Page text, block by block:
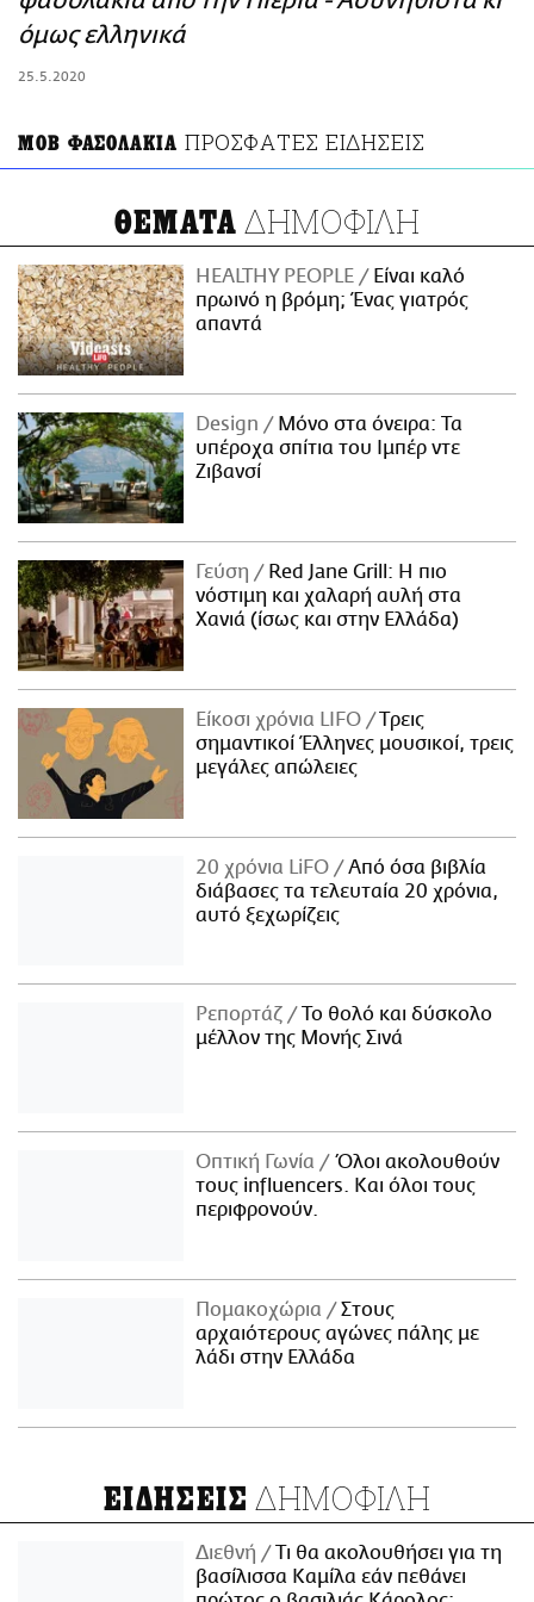
ΑΜΠΑ
όμως ελληνικά
25.5.2020
ΜΟΒ ΦΑΣΟΛΑΚΙΑ ΠΡΟΣΦΑΤΕΣ ΕΙΔΗΣΕΙΣ
ΘΕΜΑΤΑ ΔΗΜΟΦΙΛΗ
HEALTHY PEOPLE
Είναι καλό
πρωινό η βρόμη; Ένας γιατρός
απαντά
Design
Μόνο στα όνειρα: Τα
υπέροχα σπίτια του Ιμπέρ ντε
Ζιβανσί
Γεύση
Red Jane Grill: Η πιο
νόστιμη και χαλαρή αυλή στα
Χανιά (ίσως και στην Ελλάδα)
Είκοσι χρόνια LIFO
Tρεις
σημαντικοί Έλληνες μουσικοί, τρεις
μεγάλες απώλειες
20 χρόνια LiFO
Από όσα βιβλία
διάβασες τα τελευταία 20 χρόνια,
αυτό ξεχωρίζεις
Ρεπορτάζ
Το θολό και δύσκολο
μέλλον της Μονής Σινά
Οπτική Γωνία
Όλοι ακολουθούν
τους influencers. Και όλοι τους
περιφρονούν.
Πομακοχώρια
Στους
αρχαιότερους αγώνες πάλης με
λάδι στην Ελλάδα
ΕΙΔΗΣΕΙΣ ΔΗΜΟΦΙΛΗ
Διεθνή
Τι θα ακολουθήσει για τη
βασίλισσα Καμίλα εάν πεθάνει